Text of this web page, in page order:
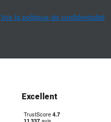
Voir la politique de confidentialité
Excellent